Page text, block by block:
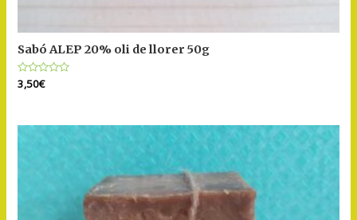
Sabó ALEP 20% oli de llorer 50g
Puntuat
amb
3,50€